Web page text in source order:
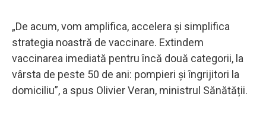
„De acum, vom amplifica, accelera şi simplifica
strategia noastră de vaccinare. Extindem
vaccinarea imediată pentru încă două categorii, la
vârsta de peste 50 de ani: pompieri şi îngrijitori la
domiciliu”, a spus Olivier Veran, ministrul Sănătății.